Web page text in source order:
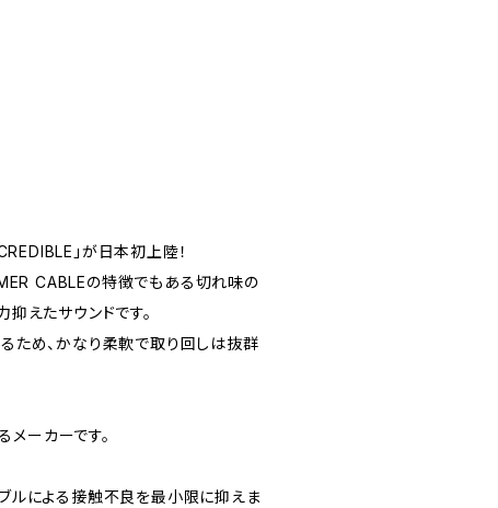
」が日本初上陸！
CABLEの特徴でもある切れ味の
えたサウンドです。
ため、かなり柔軟で取り回しは抜群
ーカーです。
ルによる接触不良を最小限に抑えま